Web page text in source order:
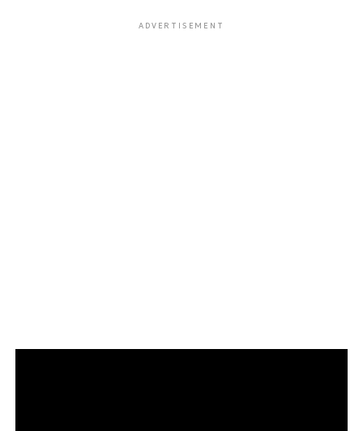
ADVERTISEMENT